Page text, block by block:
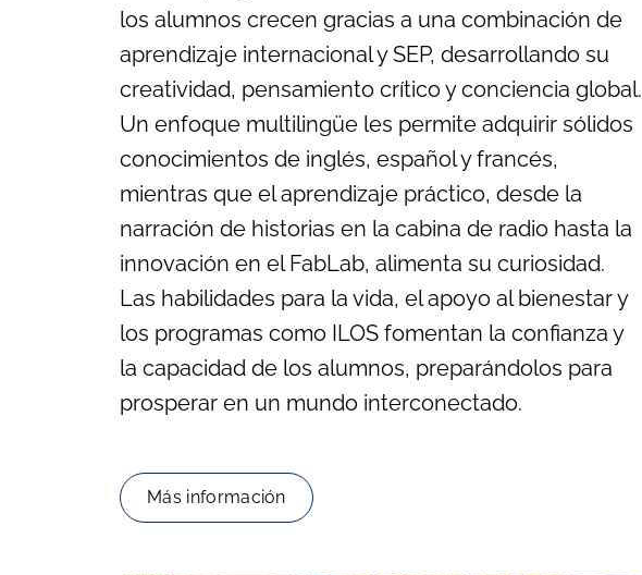
los alumnos crecen gracias a una combinación de
aprendizaje internacional y SEP, desarrollando su
creatividad, pensamiento crítico y conciencia global.
Un enfoque multilingüe les permite adquirir sólidos
conocimientos de inglés, español y francés,
mientras que el aprendizaje práctico, desde la
narración de historias en la cabina de radio hasta la
innovación en el FabLab, alimenta su curiosidad.
Las habilidades para la vida, el apoyo al bienestar y
los programas como ILOS fomentan la confianza y
la capacidad de los alumnos, preparándolos para
prosperar en un mundo interconectado.
Más información